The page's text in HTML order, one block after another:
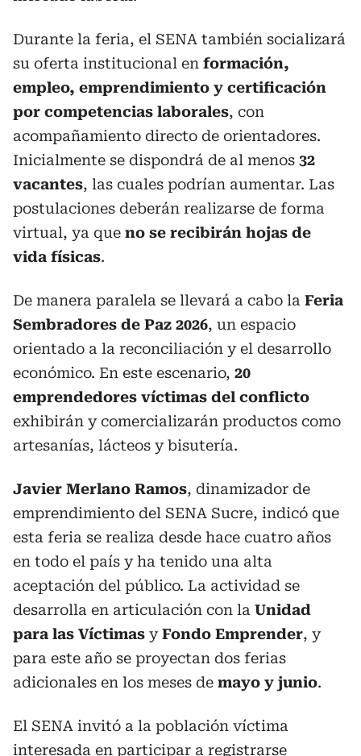
Durante la feria, el SENA también socializará
su oferta institucional en formación,
empleo, emprendimiento y certificación
por competencias laborales, con
acompañamiento directo de orientadores.
Inicialmente se dispondrá de al menos 32
vacantes, las cuales podrían aumentar. Las
postulaciones deberán realizarse de forma
virtual, ya que no se recibirán hojas de
vida físicas.
De manera paralela se llevará a cabo la Feria
Sembradores de Paz 2026, un espacio
orientado a la reconciliación y el desarrollo
económico. En este escenario, 20
emprendedores víctimas del conflicto
exhibirán y comercializarán productos como
artesanías, lácteos y bisutería.
Javier Merlano Ramos, dinamizador de
emprendimiento del SENA Sucre, indicó que
esta feria se realiza desde hace cuatro años
en todo el país y ha tenido una alta
aceptación del público. La actividad se
desarrolla en articulación con la Unidad
para las Víctimas yFondo Emprender, y
para este año se proyectan dos ferias
adicionales en los meses de mayo y junio.
El SENA invitó a la población víctima
interesada en participar a registrarse